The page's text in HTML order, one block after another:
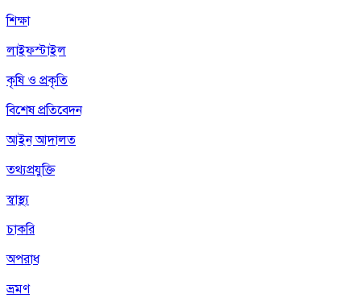
শিক্ষা
লাইফস্টাইল
কৃষি ও প্রকৃতি
বিশেষ প্রতিবেদন
আইন আদালত
তথ্যপ্রযুক্তি
স্বাস্থ্য
চাকরি
অপরাধ
ভ্রমণ